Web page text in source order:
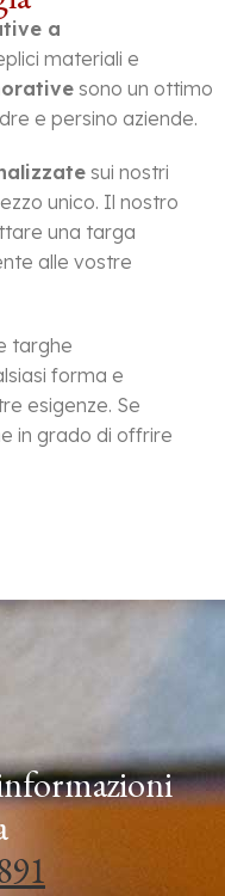
a
materiali e
sono un ottimo
e persino aziende.
sui nostri
unico. Il nostro
una targa
alle vostre
targhe
forma e
esigenze. Se
in grado di offrire